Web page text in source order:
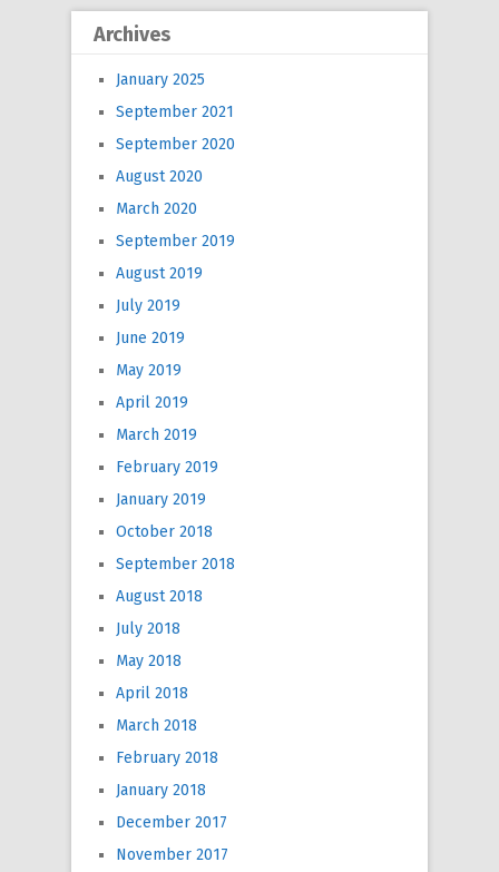
Archives
January 2025
September 2021
September 2020
August 2020
March 2020
September 2019
August 2019
July 2019
June 2019
May 2019
April 2019
March 2019
February 2019
January 2019
October 2018
September 2018
August 2018
July 2018
May 2018
April 2018
March 2018
February 2018
January 2018
December 2017
November 2017